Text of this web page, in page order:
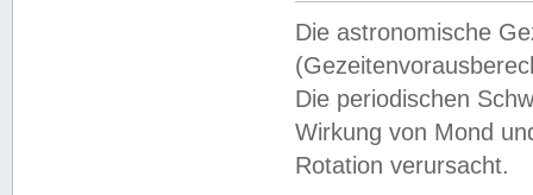
Die astronomische
Die periodischen
Wirkung von Mond
Rotation verursacht.